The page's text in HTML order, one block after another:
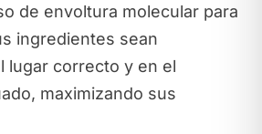
de envoltura molecular para
ingredientes sean
lugar correcto y en el
maximizando sus